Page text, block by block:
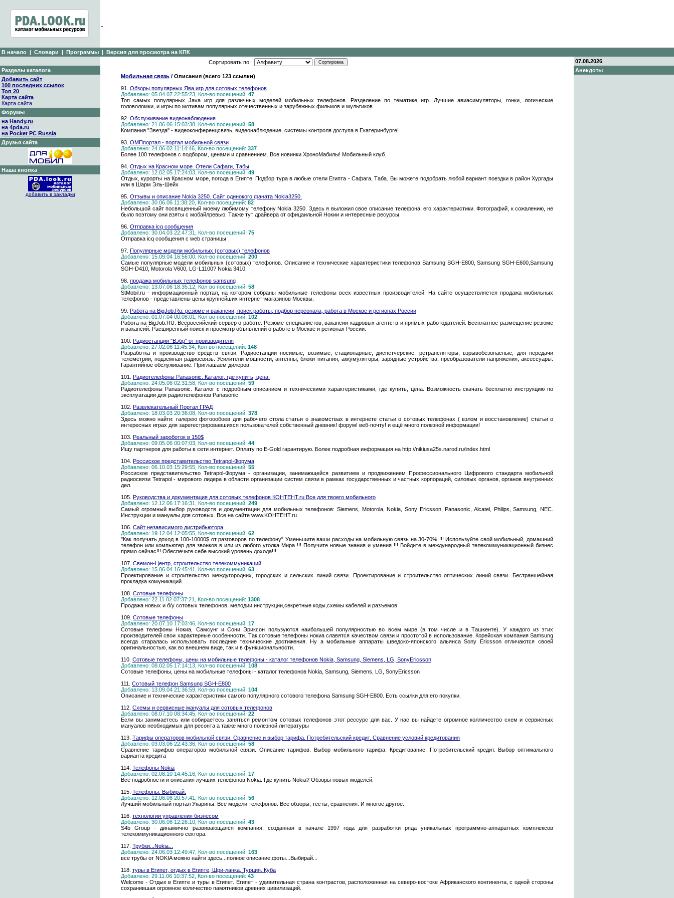
В начало | Словари | Программы | Версия для просмотра на КПК
Разделы каталога
Добавить сайт
100 последних ссылок
Топ 20
Карта сайта
Карта сайта
Форумы
на Handy.ru
на 4pda.ru
на Pocket PC Russia
Друзья сайта
Наша кнопка
добавить в закладки
Сортировать по:
Мобильная связь / Описания (всего 123 ссылки)
91. Обзоры популярных Ява игр для сотовых телефонов
Добавлено: 05.04.07 22:55:23, Кол-во посещений: 47
Топ самых популярных Java игр для различных моделей мобильных телефонов. Разделение по тематике игр. Лучшие авиасимуляторы, гонки, логические
головоломки, и игры по мотивам популярных отечественных и зарубежных фильмов и мультиков.
92. Обслуживание видеонаблюдения
Добавлено: 21.06.06 15:03:38, Кол-во посещений: 58
Компания "Звезда" - видеоконференцсвязь, видеонаблюдение, системы контроля доступа в Екатеринбурге!
93. ОМПпортал - портал мобильной связи
Добавлено: 24.06.02 11:14:46, Кол-во посещений: 337
Более 100 телефонов с подбором, ценами и сравнением. Все новинки ХроноМабилы! Мобильный клуб.
94. Отдых на Красном море. Отели Сафаги, Табы
Добавлено: 12.02.05 17:24:03, Кол-во посещений: 49
Отдых, курорты на Красном море, погода в Египте. Подбор тура в любые отели Египта - Сафага, Таба. Вы можете подобрать любой вариант поездки в район Хургады
или в Шарм Эль-Шейх
95. Отзывы и описание Nokia 3250. Сайт одинокого фаната Nokia3250.
Добавлено: 30.06.06 11:38:20, Кол-во посещений: 82
Небольшой сайт посвященный моему любимому телефону Nokia 3250. Здесь я выложил свое описание телефона, его характеристики. Фотографий, к сожалению, не
было поэтому они взяты с мобайлревью. Также тут драйвера от офицаильной Нокии и интересные ресурсы.
96. Отправка icq сообщения
Добавлено: 30.04.03 22:47:31, Кол-во посещений: 75
Отправка icq сообщения с web страницы
97. Популярные модели мобильных (сотовых) телефонов
Добавлено: 15.09.04 16:56:00, Кол-во посещений: 200
Самые популярные модели мобильных (сотовых) телефонов. Описание и технические характеристики телефонов Samsung SGH-E800, Samsung SGH-E600,Samsung
SGH-D410, Motorola V600, LG-L1100? Nokia 3410.
98. продажа мобильных телефонов samsung
Добавлено: 13.07.06 18:35:12, Кол-во посещений: 58
StMobil.ru - информационный портал, на котором собраны мобильные телефоны всех известных производителей. На сайте осуществляется продажа мобильных
телефонов - представлены цены крупнейших интернет-магазинов Москвы.
99. Работа на BigJob.Ru: резюме и вакансии, поиск работы, подбор персонала, работа в Москве и регионах России
Добавлено: 01.07.04 00:08:01, Кол-во посещений: 102
Работа на BigJob.RU. Всероссийский сервер о работе. Резюме специалистов, вакансии кадровых агентств и прямых работодателей. Бесплатное размещение резюме
и вакансий. Расширенный поиск и просмотр объявлений о работе в Москве и регионах России.
100. Радиостанции "Вэбр" от производителя
Добавлено: 27.02.06 11:45:34, Кол-во посещений: 148
Разработка и производство средств связи. Радиостанции носимые, возимые, стационарные, диспетчерские, ретрансляторы, взрывобезопасные, для передачи
телеметрии, подземная радиосвязь. Усилители мощности, антенны, блоки питания, аккумуляторы, зарядные устройства, преобразователи напряжения, аксессуары.
Гарантийное обслуживание. Приглашаем дилеров.
101. Радиотелефоны Panasonic. Каталог, где купить, цена.
Добавлено: 24.05.06 02:31:58, Кол-во посещений: 59
Радиотелефоны Panasonic. Каталог с подробным описанием и техническими характеристиками, где купить, цена. Возможность скачать бесплатно инструкцию по
эксплуатации для радиотелефонов Panasonic.
102. Развлекательный Портал ГРАД
Добавлено: 18.03.03 20:36:08, Кол-во посещений: 378
Здесь можно найти: галерею фотоообоев для рабочего стола статьи о знакомствах в интернете статьи о сотовых телефонах ( взлом и восстановление) статьи о
интересных играх для зарегестрировавшихся пользователей собственный дневник! форум! веб-почту! и ещё много полезной информации!
103. Реальный зароботок в 150$
Добавлено: 09.05.06 00:07:03, Кол-во посещений: 44
Ищу партнеров для работы в сети интернет. Оплату по E-Gold гарантирую. Более подробная информация на http://nikiusa25s.narod.ru/index.html
104. Россиское представительство Tetrapol-Форума
Добавлено: 06.10.03 15:29:55, Кол-во посещений: 55
Россиское представительство Tetrapol-Форума - организации, занимающейся развитием и продвижением Профессионального Цифрового стандарта мобильной
радиосвязи Tetrapol - мирового лидера в области организации систем связи в рамках государственных и частных корпораций, силовых органов, органов внутренних
дел.
105. Руководства и документация для сотовых телефонов КОНТЕНТ.ru Все для твоего мобильного
Добавлено: 12.12.06 17:16:31, Кол-во посещений: 249
Самый огромный выбор руководств и документации для мобильных телефонов: Siemens, Motorola, Nokia, Sony Ericsson, Panasonic, Alcatel, Philips, Samsung, NEC.
Инструкции и мануалы для сотовых. Все на сайте www.KOHTEHT.ru
106. Сайт независимого дистрибьютора
Добавлено: 19.12.04 12:05:55, Кол-во посещений: 62
"Как получать доход в 100-10000$ от разговоров по телефону" Уменьшите ваши расходы на мобильную связь на 30-70% !!! Используйте свой мобильный, домашний
телефон или компьютер для звонков в или из любого уголка Мира !!! Получите новые знания и умения !!! Войдите в международный телекоммуникационный бизнес
прямо сейчас!!! Обеспечьте себе высокий уровень дохода!!!
107. Свемон-Центр, строительство телекоммуникаций
Добавлено: 15.06.04 16:45:41, Кол-во посещений: 63
Проектирование и строительство междугородних, городских и сельских линий связи. Проектирование и строительство оптических линий связи. Бестраншейная
прокладка комуникаций.
108. Сотовые телефоны
Добавлено: 22.11.02 07:37:21, Кол-во посещений: 1308
Продажа новых и б/у сотовых телефонов, мелодии,инструкции,секретные коды,схемы кабелей и разъемов
109. Сотовые телефоны
Добавлено: 20.07.10 17:03:46, Кол-во посещений: 17
Сотовые телефоны Нокиа, Самсунг и Сони Эриксон пользуются наибольшей популярностью во всем мире (в том числе и в Ташкенте). У каждого из этих
производителей свои характерные особенности. Так,сотовые телефоны нокиа славятся качеством связи и простотой в использование. Корейская компания Samsung
всегда старалась использовать последние технические достижения. Ну а мобильные аппараты шведско-японского альянса Sony Ericsson отличаются своей
оригинальностью, как во внешнем виде, так и в функциональности.
110. Сотовые телефоны, цены на мобильные телефоны - каталог телефонов Nokia, Samsung, Siemens, LG, SonyEricsson
Добавлено: 08.02.05 17:14:13, Кол-во посещений: 108
Сотовые телефоны, цены на мобильные телефоны - каталог телефонов Nokia, Samsung, Siemens, LG, SonyEricsson
111. Сотовый телефон Samsung SGH-E800
Добавлено: 13.09.04 21:36:59, Кол-во посещений: 104
Описание и технические характеристики самого популярного сотового телефона Samsung SGH-E800. Есть ссылки для его покупки.
112. Схемы и сервисные мануалы для сотовых телефонов
Добавлено: 08.07.10 08:34:45, Кол-во посещений: 22
Если вы занимаетесь или собираетесь заняться ремонтом сотовых телефонов этот рессурс для вас. У нас вы найдете огромное колличество схем и сервисных
мануалов необходимых для ресонта а также много полезной литературы
113. Тарифы операторов мобильной связи. Сравнение и выбор тарифа. Потребительский кредит. Сравнение условий кредитования
Добавлено: 03.03.06 22:43:36, Кол-во посещений: 58
Сравнение тарифов операторов мобильной связи. Описание тарифов. Выбор мобильного тарифа. Кредитование. Потребительский кредит. Выбор оптимального
варианта кредита
114. Телефоны Nokia
Добавлено: 02.08.10 14:45:16, Кол-во посещений: 17
Все подробности и описания лучших телефонов Nokia. Где купить Nokia? Обзоры новых моделей.
115. Телефоны. Выбирай.
Добавлено: 12.06.06 20:57:41, Кол-во посещений: 56
Лучший мобильный портал Укарины. Все модели телефонов. Все обзоры, тесты, сравнения. И многое другое.
116. технологии управления бизнесом
Добавлено: 30.06.06 12:26:10, Кол-во посещений: 43
S4b Group - динамично развивающаяся компания, созданная в начале 1997 года для разработки ряда уникальных программно-аппаратных комплексов
телекоммуникационного сектора.
117. Трубки...Nokia...
Добавлено: 24.06.03 12:49:47, Кол-во посещений: 163
все трубы от NOKIA можно найти здесь...полное описание,фоты...Выбирай...
118. туры в Египет, отдых в Египте, Шри-ланка, Турция, Куба
Добавлено: 29.11.06 10:37:52, Кол-во посещений: 43
Welcome - Отдых в Египте и туры в Египет. Египет - удивительная страна контрастов, расположенная на северо-востоке Африканского континента, с одной стороны
сохранившая огромное количество памятников древних цивилизаций.
07.08.2026
Анекдоты